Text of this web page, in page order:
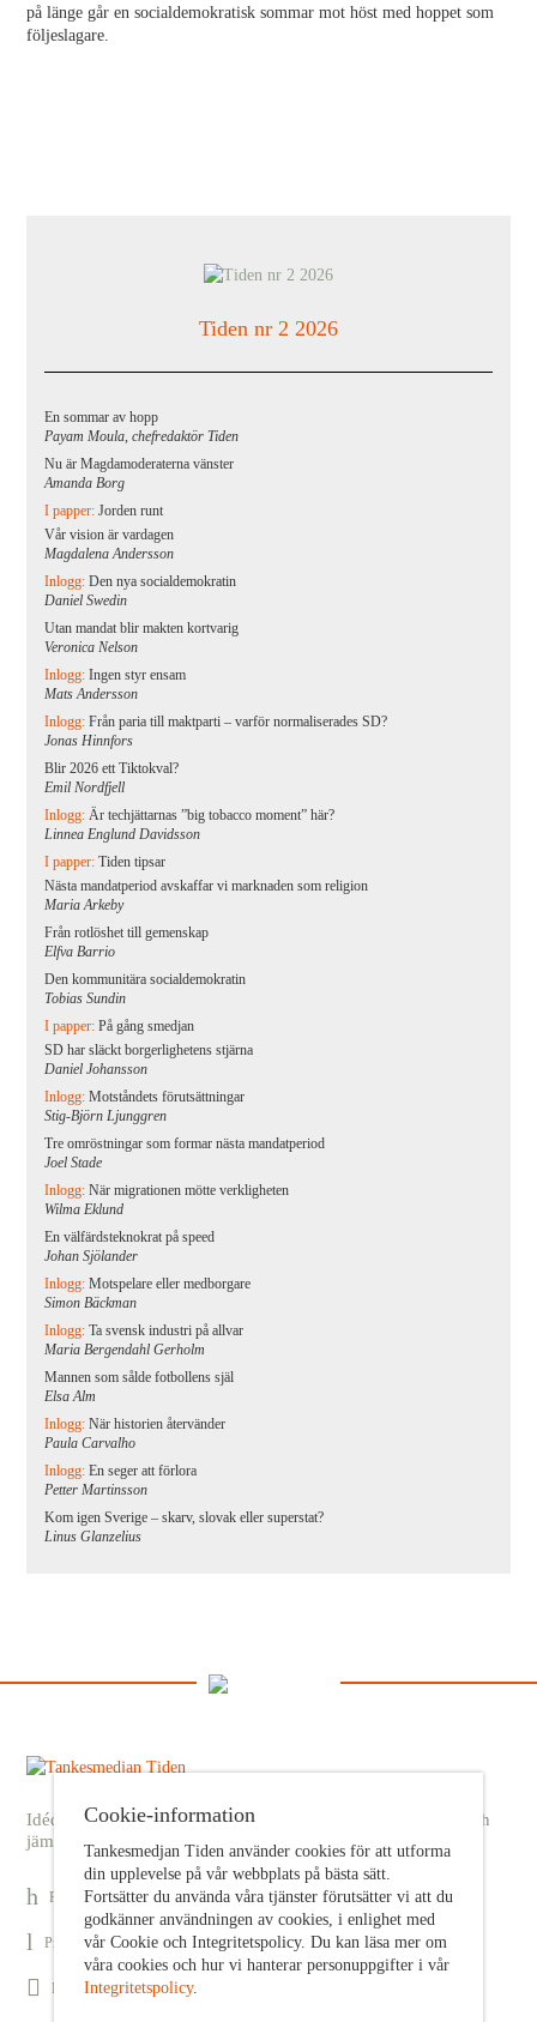
på länge går en socialdemokratisk sommar mot höst med hoppet som
följeslagare.
Tiden nr 2 2026
En sommar av hopp
Payam Moula, chefredaktör Tiden
Nu är Magdamoderaterna vänster
Amanda Borg
I papper:Jorden runt
Vår vision är vardagen
Magdalena Andersson
Inlogg:Den nya socialdemokratin
Daniel Swedin
Utan mandat blir makten kortvarig
Veronica Nelson
Inlogg:Ingen styr ensam
Mats Andersson
Inlogg:Från paria till maktparti – varför normaliserades SD?
Jonas Hinnfors
Blir 2026 ett Tiktokval?
Emil Nordfjell
Inlogg:Är techjättarnas ”big tobacco moment” här?
Linnea Englund Davidsson
I papper:Tiden tipsar
Nästa mandatperiod avskaffar vi marknaden som religion
Maria Arkeby
Från rotlöshet till gemenskap
Elfva Barrio
Den kommunitära socialdemokratin
Tobias Sundin
I papper:På gång smedjan
SD har släckt borgerlighetens stjärna
Daniel Johansson
Inlogg:Motståndets förutsättningar
Stig-Björn Ljunggren
Tre omröstningar som formar nästa mandatperiod
Joel Stade
Inlogg:När migrationen mötte verkligheten
Wilma Eklund
En välfärdsteknokrat på speed
Johan Sjölander
Inlogg:Motspelare eller medborgare
Simon Bäckman
Inlogg:Ta svensk industri på allvar
Maria Bergendahl Gerholm
Mannen som sålde fotbollens själ
Elsa Alm
Inlogg:När historien återvänder
Paula Carvalho
Inlogg:En seger att förlora
Petter Martinsson
Kom igen Sverige – skarv, slovak eller superstat?
Linus Glanzelius
Idédebatt och analys som förnyar arbetarrörelsens frihets- och
jämlikhetssträvan
Prenumerera på nyhetsbrev
Prenumerera på Tiden Magasin
Följ oss på Facebook
Cookie-information
Tankesmedjan Tiden använder cookies för att utforma
din upplevelse på vår webbplats på bästa sätt.
Fortsätter du använda våra tjänster förutsätter vi att du
godkänner användningen av cookies, i enlighet med
vår Cookie och Integritetspolicy. Du kan läsa mer om
våra cookies och hur vi hanterar personuppgifter i vår
Integritetspolicy.